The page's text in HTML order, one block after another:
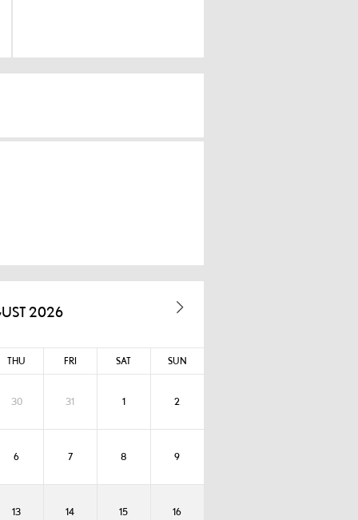
2026
THU FRI SAT SUN
30 31 1 2
6 7 8 9
13 14 15 16